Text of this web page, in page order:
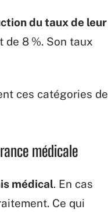
du taux de leur
de 8 %. Son taux
ces catégories de
médicale
médical. En cas
Ce qui